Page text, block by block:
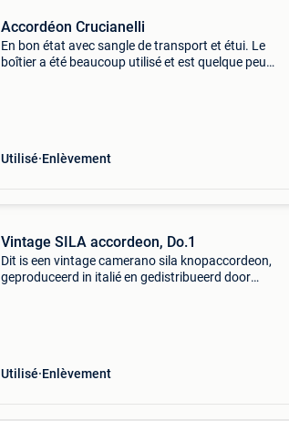
Accordéon Crucianelli
En bon état avec sangle de transport et étui. Le
boîtier a été beaucoup utilisé et est quelque peu
Utilisé Enlèvement
Vintage SILA accordeon, Do.1
Dit is een vintage camerano sila knopaccordeon,
geproduceerd in italié en gedistribueerd door
Utilisé Enlèvement